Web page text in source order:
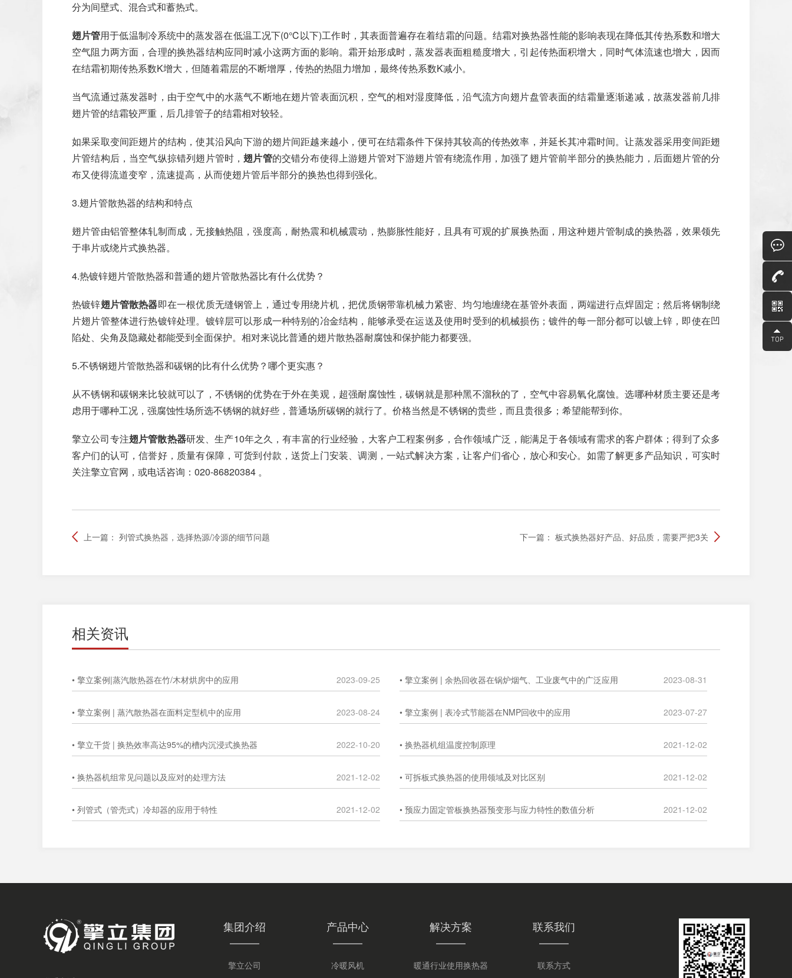
分为间壁式、混合式和蓄热式。
翅片管用于低温制冷系统中的蒸发器在低温工况下(0℃以下)工作时，其表面普遍存在着结霜的问题。结霜对换热器性能的影响表现在降低其传热系数和增大
空气阻力两方面，合理的换热器结构应同时减小这两方面的影响。霜开始形成时，蒸发器表面粗糙度增大，引起传热面积增大，同时气体流速也增大，因而
在结霜初期传热系数K增大，但随着霜层的不断增厚，传热的热阻力增加，最终传热系数K减小。
当气流通过蒸发器时，由于空气中的水蒸气不断地在翅片管表面沉积，空气的相对湿度降低，沿气流方向翅片盘管表面的结霜量逐渐递减，故蒸发器前几排
翅片管的结霜较严重，后几排管子的结霜相对较轻。
如果采取变间距翅片的结构，使其沿风向下游的翅片间距越来越小，便可在结霜条件下保持其较高的传热效率，并延长其冲霜时间。让蒸发器采用变间距翅
片管结构后，当空气纵掠错列翅片管时，翅片管的交错分布使得上游翅片管对下游翅片管有绕流作用，加强了翅片管前半部分的换热能力，后面翅片管的分
布又使得流道变窄，流速提高，从而使翅片管后半部分的换热也得到强化。
3.翅片管散热器的结构和特点
翅片管由铝管整体轧制而成，无接触热阻，强度高，耐热震和机械震动，热膨胀性能好，且具有可观的扩展换热面，用这种翅片管制成的换热器，效果领先
于串片或绕片式换热器。
4.热镀锌翅片管散热器和普通的翅片管散热器比有什么优势？
热镀锌翅片管散热器即在一根优质无缝钢管上，通过专用绕片机，把优质钢带靠机械力紧密、均匀地缠绕在基管外表面，两端进行点焊固定；然后将钢制绕
片翅片管整体进行热镀锌处理。镀锌层可以形成一种特别的冶金结构，能够承受在运送及使用时受到的机械损伤；镀件的每一部分都可以镀上锌，即使在凹
陷处、尖角及隐藏处都能受到全面保护。相对来说比普通的翅片散热器耐腐蚀和保护能力都要强。
5.不锈钢翅片管散热器和碳钢的比有什么优势？哪个更实惠？
从不锈钢和碳钢来比较就可以了，不锈钢的优势在于外在美观，超强耐腐蚀性，碳钢就是那种黑不溜秋的了，空气中容易氧化腐蚀。选哪种材质主要还是考
虑用于哪种工况，强腐蚀性场所选不锈钢的就好些，普通场所碳钢的就行了。价格当然是不锈钢的贵些，而且贵很多；希望能帮到你。
擎立公司专注翅片管散热器研发、生产10年之久，有丰富的行业经验，大客户工程案例多，合作领域广泛，能满足于各领域有需求的客户群体；得到了众多
客户们的认可，信誉好，质量有保障，可货到付款，送货上门安装、调测，一站式解决方案，让客户们省心，放心和安心。如需了解更多产品知识，可实时
关注擎立官网，或电话咨询：020-86820384 。
上一篇： 列管式换热器，选择热源/冷源的细节问题 下一篇： 板式换热器好产品、好品质，需要严把3关
相关资讯
• 擎立案例|蒸汽散热器在竹/木材烘房中的应用 2023-09-25 • 擎立案例 | 余热回收器在锅炉烟气、工业废气中的广泛应用 2023-08-31
• 擎立案例 | 蒸汽散热器在面料定型机中的应用 2023-08-24 • 擎立案例 | 表冷式节能器在NMP回收中的应用 2023-07-27
• 擎立干货 | 换热效率高达95%的槽内沉浸式换热器 2022-10-20 • 换热器机组温度控制原理 2021-12-02
• 换热器机组常见问题以及应对的处理方法 2021-12-02 • 可拆板式换热器的使用领域及对比区别 2021-12-02
• 列管式（管壳式）冷却器的应用于特性 2021-12-02 • 预应力固定管板换热器预变形与应力特性的数值分析 2021-12-02
集团介绍
擎立公司
产品中心
冷暖风机
解决方案
暖通行业使用换热器
联系我们
联系方式